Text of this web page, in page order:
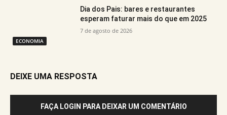
ECONOMIA
Dia dos Pais: bares e restaurantes
esperam faturar mais do que em 2025
7 de agosto de 2026
DEIXE UMA RESPOSTA
FAÇA LOGIN PARA DEIXAR UM COMENTÁRIO